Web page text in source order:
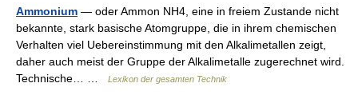
Ammonium — oder Ammon NH4, eine in freiem Zustande nicht
bekannte, stark basische Atomgruppe, die in ihrem chemischen
Verhalten viel Uebereinstimmung mit den Alkalimetallen zeigt,
daher auch meist der Gruppe der Alkalimetalle zugerechnet wird.
Technische… …
Lexikon der gesamten Technik